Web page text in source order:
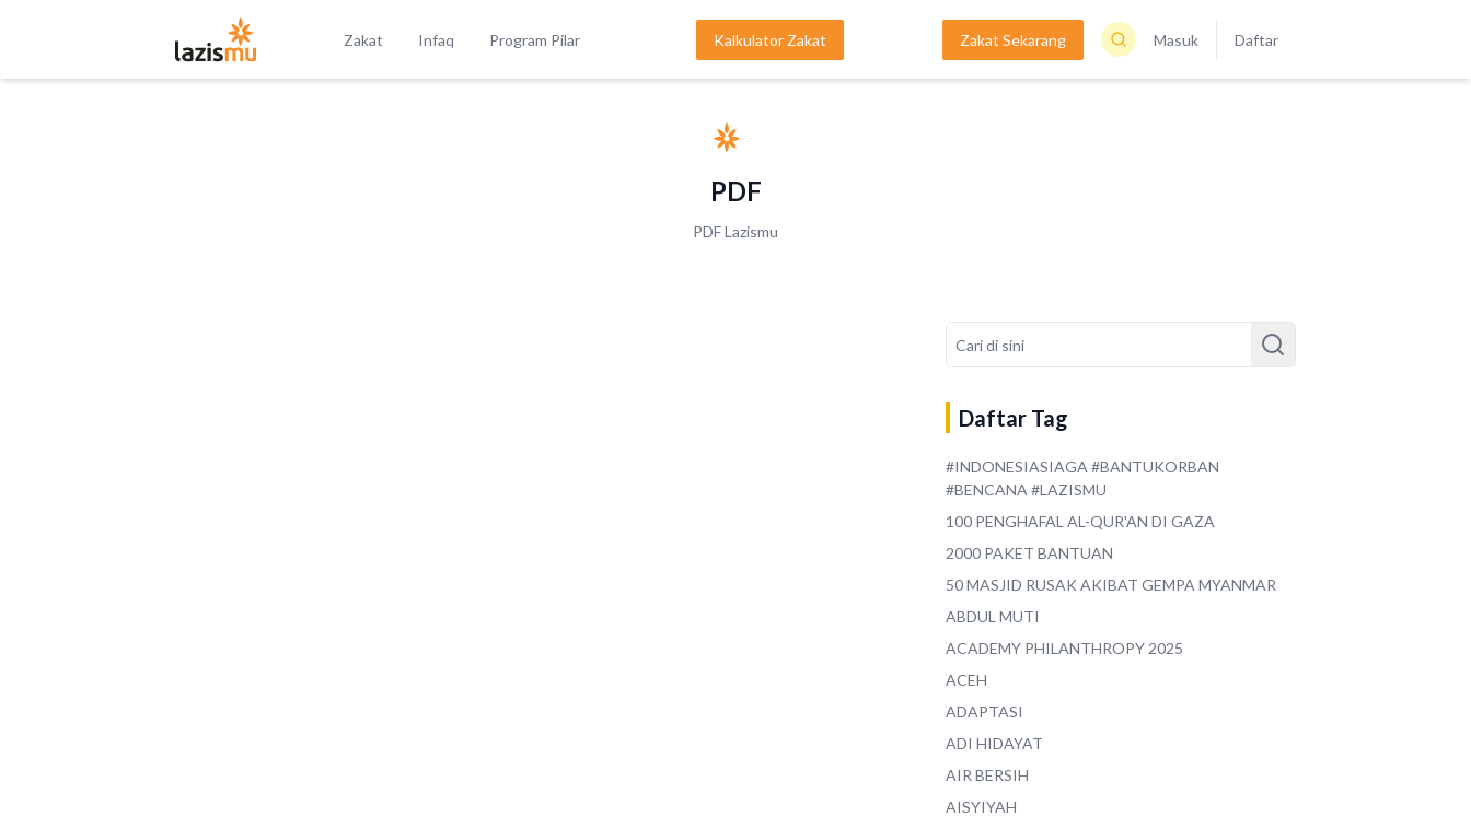
Zakat Infaq Program Pilar Kalkulator Zakat Zakat Sekarang Masuk Daftar
PDF
PDF Lazismu
Daftar Tag
#INDONESIASIAGA #BANTUKORBAN
#BENCANA #LAZISMU
100 PENGHAFAL AL-QUR'AN DI GAZA
2000 PAKET BANTUAN
50 MASJID RUSAK AKIBAT GEMPA MYANMAR
ABDUL MUTI
ACADEMY PHILANTHROPY 2025
ACEH
ADAPTASI
ADI HIDAYAT
AIR BERSIH
AISYIYAH